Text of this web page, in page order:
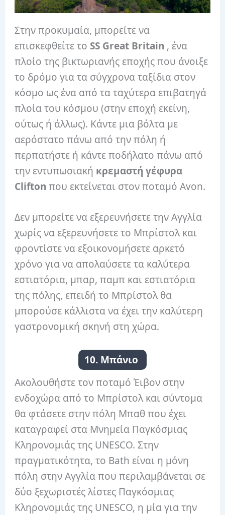
Στην προκυμαία, μπορείτε να
επισκεφθείτε το SS Great Britain , ένα
πλοίο της βικτωριανής εποχής που άνοιξε
το δρόμο για τα σύγχρονα ταξίδια στον
κόσμο ως ένα από τα ταχύτερα επιβατηγά
πλοία του κόσμου (στην εποχή εκείνη,
ούτως ή άλλως). Κάντε μια βόλτα με
αερόστατο πάνω από την πόλη ή
περπατήστε ή κάντε ποδήλατο πάνω από
την εντυπωσιακή κρεμαστή γέφυρα
Clifton που εκτείνεται στον ποταμό Avon.
Δεν μπορείτε να εξερευνήσετε την Αγγλία
χωρίς να εξερευνήσετε το Μπρίστολ και
φροντίστε να εξοικονομήσετε αρκετό
χρόνο για να απολαύσετε τα καλύτερα
εστιατόρια, μπαρ, παμπ και εστιατόρια
της πόλης, επειδή το Μπρίστολ θα
μπορούσε κάλλιστα να έχει την καλύτερη
γαστρονομική σκηνή στη χώρα.
10. Μπάνιο
Ακολουθήστε τον ποταμό Έιβον στην
ενδοχώρα από το Μπρίστολ και σύντομα
θα φτάσετε στην πόλη Μπαθ που έχει
καταγραφεί στα Μνημεία Παγκόσμιας
Κληρονομιάς της UNESCO. Στην
πραγματικότητα, το Bath είναι η μόνη
πόλη στην Αγγλία που περιλαμβάνεται σε
δύο ξεχωριστές λίστες Παγκόσμιας
Κληρονομιάς της UNESCO, η μία για την